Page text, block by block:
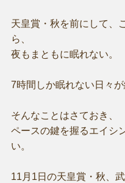
天皇賞・秋を前にして、
ら、
夜もまともに眠れない。
7時間しか眠れない日々が
そんなことはさておき、
ペースの鍵を握るエイシ
い。
11月1日の天皇賞・秋、